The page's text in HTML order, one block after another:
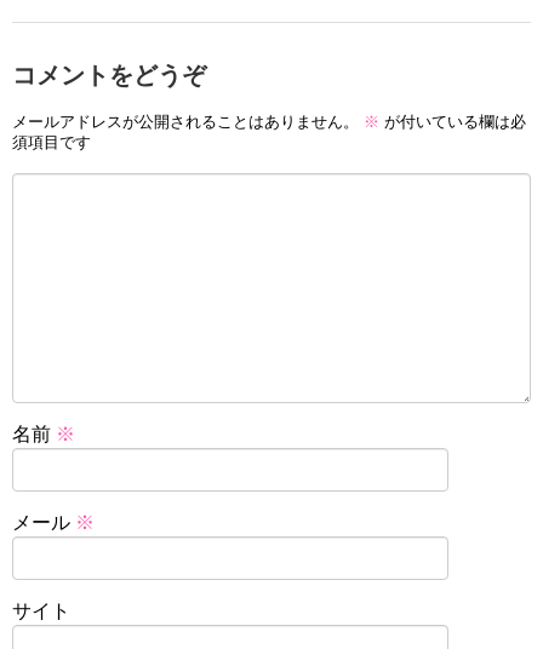
コメントをどうぞ
メールアドレスが公開されることはありません。 ※ が付いている欄は必
須項目です
名前 ※
メール ※
サイト